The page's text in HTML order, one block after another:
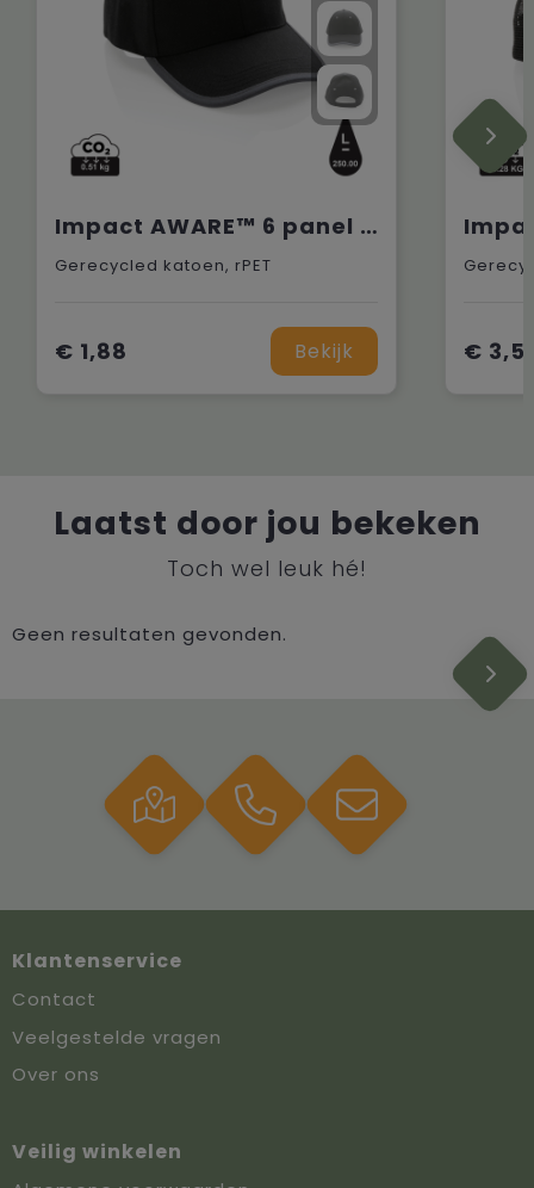
Impact AWARE™ 6 panel 280gr recycled katoen cap met bies
Gerecycled katoen, rPET
€ 1,88 Bekijk €
Laatst door jou bekeken
Toch wel leuk hé!
Geen resultaten gevonden.
Klantenservice
Contact
Veelgestelde vragen
Over ons
Veilig winkelen